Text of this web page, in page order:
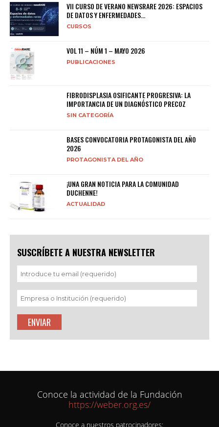
VII CURSO DE VERANO NEWSRARE 2026: ESPACIOS
DE DATOS Y ENFERMEDADES...
CURSOS
VOL 11 – NÚM 1 – MAYO 2026
PUBLICACIONES
FIBRODISPLASIA OSIFICANTE PROGRESIVA: LA
IMPORTANCIA DE UN DIAGNÓSTICO PRECOZ
SIN CATEGORÍA
BASES CONVOCATORIA PROTAGONISTA DEL AÑO
2026
PROTAGONISTA DEL AÑO
¡UNA GRAN NOTICIA PARA LA COMUNIDAD
DUCHENNE!
ACTUALIDAD
SUSCRÍBETE A NUESTRA NEWSLETTER
Conoce la actividad de la Fundación
https://weber.org.es/
Conoce a nuestros patrocinadores: